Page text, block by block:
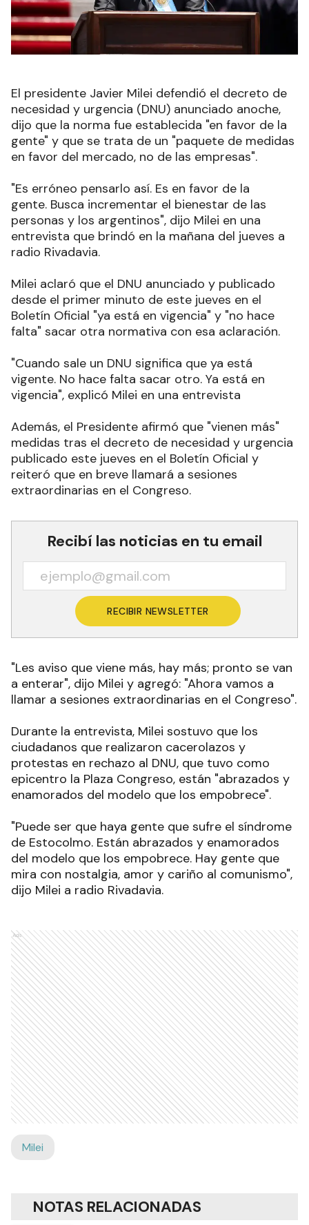
El presidente Javier Milei defendió el decreto de
necesidad y urgencia (DNU) anunciado anoche,
dijo que la norma fue establecida "en favor de la
gente" y que se trata de un "paquete de medidas
en favor del mercado, no de las empresas".
"Es erróneo pensarlo así. Es en favor de la
gente. Busca incrementar el bienestar de las
personas y los argentinos", dijo Milei en una
entrevista que brindó en la mañana del jueves a
radio Rivadavia.
Milei aclaró que el DNU anunciado y publicado
desde el primer minuto de este jueves en el
Boletín Oficial "ya está en vigencia" y "no hace
falta" sacar otra normativa con esa aclaración.
"Cuando sale un DNU significa que ya está
vigente. No hace falta sacar otro. Ya está en
vigencia", explicó Milei en una entrevista
Además, el Presidente afirmó que "vienen más"
medidas tras el decreto de necesidad y urgencia
publicado este jueves en el Boletín Oficial y
reiteró que en breve llamará a sesiones
extraordinarias en el Congreso.
Recibí las noticias en tu email
RECIBIR NEWSLETTER
"Les aviso que viene más, hay más; pronto se van
a enterar", dijo Milei y agregó: "Ahora vamos a
llamar a sesiones extraordinarias en el Congreso".
Durante la entrevista, Milei sostuvo que los
ciudadanos que realizaron cacerolazos y
protestas en rechazo al DNU, que tuvo como
epicentro la Plaza Congreso, están "abrazados y
enamorados del modelo que los empobrece".
"Puede ser que haya gente que sufre el síndrome
de Estocolmo. Están abrazados y enamorados
del modelo que los empobrece. Hay gente que
mira con nostalgia, amor y cariño al comunismo",
dijo Milei a radio Rivadavia.
Ads
Milei
NOTAS RELACIONADAS